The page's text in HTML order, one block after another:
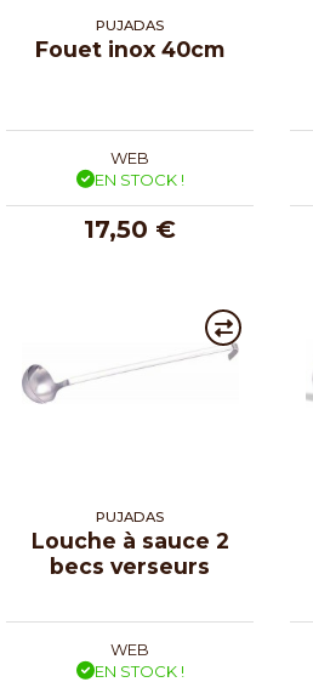
PUJADAS
Fouet inox 40cm
WEB
EN STOCK !
17,50 €
PUJADAS
Louche à sauce 2
becs verseurs
WEB
EN STOCK !